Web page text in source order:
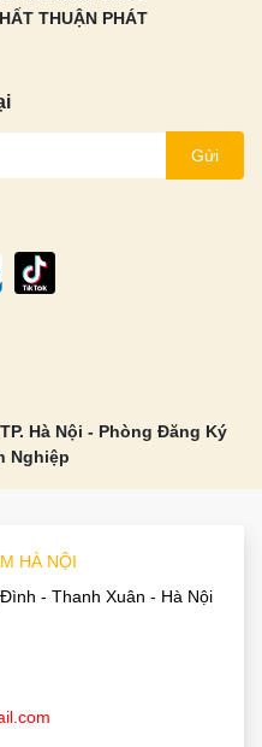
THUẬN PHÁT
Gửi
Hà Nội - Phòng Đăng Ký
Nghiệp
HÀ NỘI
- Thanh Xuân - Hà Nội